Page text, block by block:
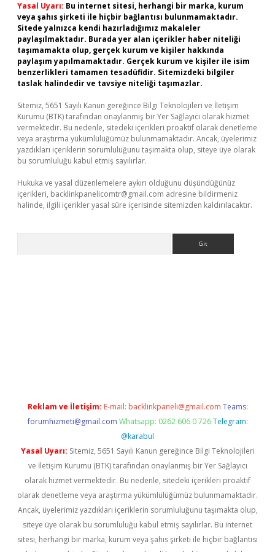
Yasal Uyarı: Bu internet sitesi, herhangi bir marka, kurum
veya şahıs şirketi ile hiçbir bağlantısı bulunmamaktadır.
Sitede yalnızca kendi hazırladığımız makaleler
paylaşılmaktadır. Burada yer alan içerikler haber niteliği
taşımamakta olup, gerçek kurum ve kişiler hakkında
paylaşım yapılmamaktadır. Gerçek kurum ve kişiler ile isim
benzerlikleri tamamen tesadüfidir. Sitemizdeki bilgiler
taslak halindedir ve tavsiye niteliği taşımazlar.
Sitemiz, 5651 Sayılı Kanun gereğince Bilgi Teknolojileri ve İletişim
Kurumu (BTK) tarafından onaylanmış bir Yer Sağlayıcı olarak hizmet
vermektedir. Bu nedenle, sitedeki içerikleri proaktif olarak denetleme
veya araştırma yükümlülüğümüz bulunmamaktadır. Ancak, üyelerimiz
yazdıkları içeriklerin sorumluluğunu taşımakta olup, siteye üye olarak
bu sorumluluğu kabul etmiş sayılırlar.
Hukuka ve yasal düzenlemelere aykırı olduğunu düşündüğünüz
içerikleri, backlinkpanelicomtr@gmail.com adresine bildirmeniz
halinde, ilgili içerikler yasal süre içerisinde sitemizden kaldırılacaktır.
Reklam ve İletişim: E-mail: backlinkpaneli@gmail.com Teams:
forumhizmeti@gmail.com Whatsapp: 0262 606 0 726 Telegram:
@karabul
Yasal Uyarı: Sitemiz, 5651 Sayılı Kanun gereğince Bilgi Teknolojileri
ve İletişim Kurumu (BTK) tarafından onaylanmış bir Yer Sağlayıcı
olarak hizmet vermektedir. Bu nedenle, sitedeki içerikleri proaktif
olarak denetleme veya araştırma yükümlülüğümüz bulunmamaktadır.
Ancak, üyelerimiz yazdıkları içeriklerin sorumluluğunu taşımakta olup,
siteye üye olarak bu sorumluluğu kabul etmiş sayılırlar. Bu internet
sitesi, herhangi bir marka, kurum veya şahıs şirketi ile hiçbir bağlantısı